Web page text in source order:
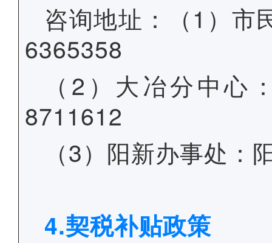
咨询地址：（1）市
6365358
（2）大冶分中心
8711612
（3）阳新办事处
4.契税补贴政策